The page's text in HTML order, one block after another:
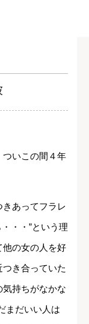
ついこの間４年
あってフラレ
・・”という理
他の女の人を好
き合っていた
持ちがなかな
まだいい人は